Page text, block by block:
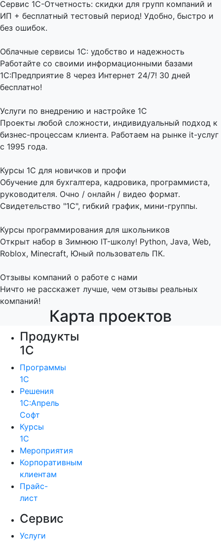
Сервис 1С-Отчетность: скидки для групп компаний и
ИП + бесплатный тестовый период! Удобно, быстро и
без ошибок.
Облачные сервисы 1С: удобство и надежность
Работайте со своими информационными базами
1С:Предприятие 8 через Интернет 24/7! 30 дней
бесплатно!
Услуги по внедрению и настройке 1С
Проекты любой сложности, индивидуальный подход к
бизнес-процессам клиента. Работаем на рынке it-услуг
с 1995 года.
Курсы 1С для новичков и профи
Обучение для бухгалтера, кадровика, программиста,
руководителя. Очно / онлайн / видео формат.
Свидетельство "1С", гибкий график, мини-группы.
Курсы программирования для школьников
Открыт набор в Зимнюю IT-школу! Python, Java, Web,
Roblox, Minecraft, Юный пользователь ПК.
Отзывы компаний о работе с нами
Ничто не расскажет лучше, чем отзывы реальных
компаний!
Карта проектов
Продукты
1С
Программы
1С
Решения
1С:Апрель
Софт
Курсы
1С
Мероприятия
Корпоративным
клиентам
Прайс-
лист
Сервис
Услуги